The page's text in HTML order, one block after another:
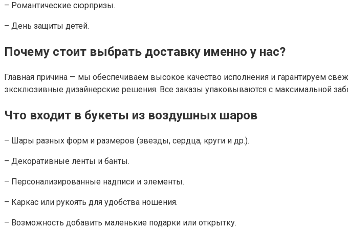
– Романтические сюрпризы.
– День защиты детей.
Почему стоит выбрать доставку именно у нас?
Главная причина — мы обеспечиваем высокое качество исполнения и гарантируем
эксклюзивные дизайнерские решения. Все заказы упаковываются с максимальной
Что входит в букеты из воздушных шаров
– Шары разных форм и размеров (звезды, сердца, круги и др.).
– Декоративные ленты и банты.
– Персонализированные надписи и элементы.
– Каркас или рукоять для удобства ношения.
– Возможность добавить маленькие подарки или открытку.